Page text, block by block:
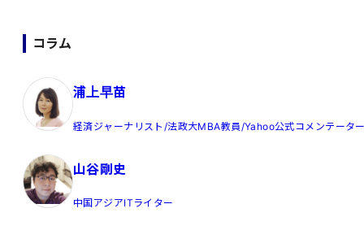
コラム
浦上早苗
経済ジャーナリスト/法政大MBA教員/Yahoo公式コメンテータ
山谷剛史
中国アジアITライター